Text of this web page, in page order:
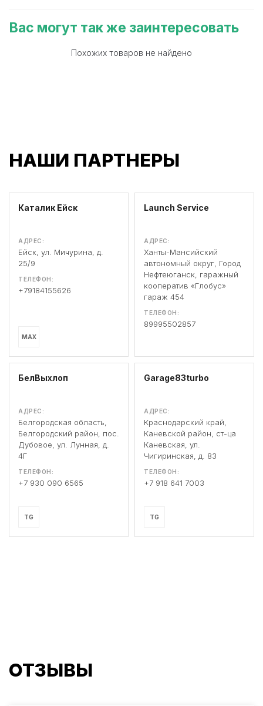
Вас могут так же заинтересовать
Похожих товаров не найдено
НАШИ ПАРТНЕРЫ
Каталик Ейск
АДРЕС:
Ейск, ул. Мичурина, д.
25/9
ТЕЛЕФОН:
+79184155626
MAX
Launch Service
АДРЕС:
Ханты-Мансийский
автономный округ, Город
Нефтеюганск, гаражный
кооператив «Глобус»
гараж 454
ТЕЛЕФОН:
89995502857
БелВыхлоп
АДРЕС:
Белгородская область,
Белгородский район, пос.
Дубовое, ул. Лунная, д.
4Г
ТЕЛЕФОН:
+7 930 090 6565
TG
Garage83turbo
АДРЕС:
Краснодарский край,
Каневской район, ст-ца
Каневская, ул.
Чигиринская, д. 83
ТЕЛЕФОН:
+7 918 641 7003
TG
ОТЗЫВЫ